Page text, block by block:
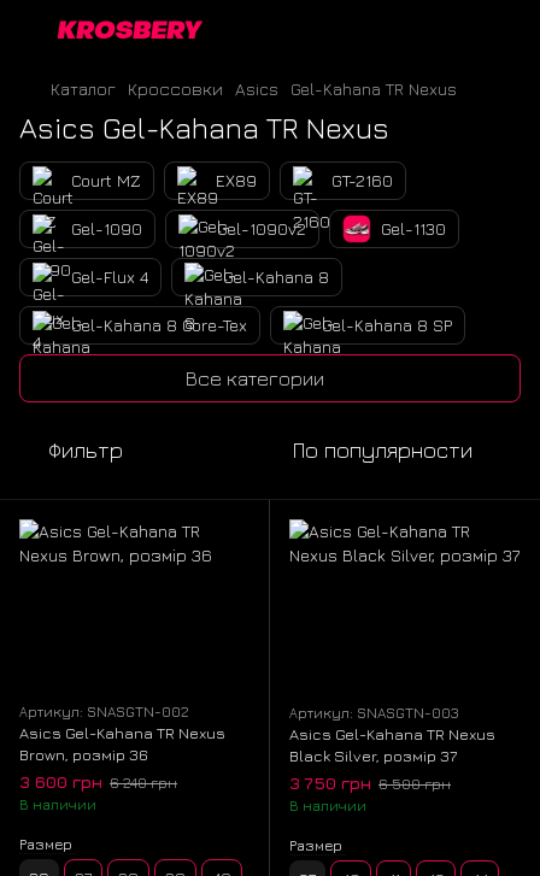
Каталог Кроссовки Asics Gel-Kahana TR Nexus
Asics Gel-Kahana TR Nexus
Court MZ EX89 GT-2160
Gel-1090 Gel-1090v2 Gel-1130
Gel-Flux 4 Gel-Kahana 8
Gel-Kahana 8 Gore-Tex Gel-Kahana 8 SP
Gel-Kahana TR V2 Gel-Kahana TR V4
Gel-Kayano 30 Gore-Tex Gel-Kayano 31
Gel-Kinsei Max
Gel-Lyte III Gel-NYC Gore-Tex
Gel-Quantum 360 x C.P. Company
Gel-Quantum Kinetic Gel-Sonoma 15-50
Gel-Sonoma 15-50 Gore-Tex Gel-Sonoma SE
Gel-Venture 6 Gel-Venture 6 Gore-Tex
Все категории
Фильтр По популярности
Артикул: SNASGTN-002
Asics Gel-Kahana TR Nexus
Brown, розмір 36
3 600 грн 6 240 грн
В наличии
Размер
Артикул: SNASGTN-003
Asics Gel-Kahana TR Nexus
Black Silver, розмір 37
3 750 грн 6 500 грн
В наличии
Размер